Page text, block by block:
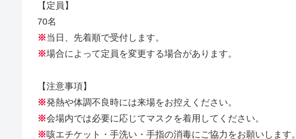
【定員】
70名
※当日、先着順で受付します。
※場合によって定員を変更する場合があります。
【注意事項】
※発熱や体調不良時には来場をお控えください。
※会場内では必要に応じてマスクを着用してください。
※咳エチケット・手洗い・手指の消毒にご協力をお願いします。